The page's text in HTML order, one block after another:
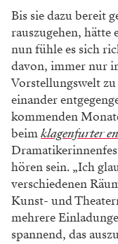
Bis sie dazu bereit
rauszugehen, hätte
nun fühle es sich
davon, immer nur
Vorstellungswelt
einander
kommenden
beimklagenfurter
hören sein. „Ich
verschiedenen
Kunst- und
mehrere
spannend, das